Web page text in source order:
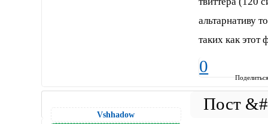
альтарнативу
таких как этот
0
Vshhadow